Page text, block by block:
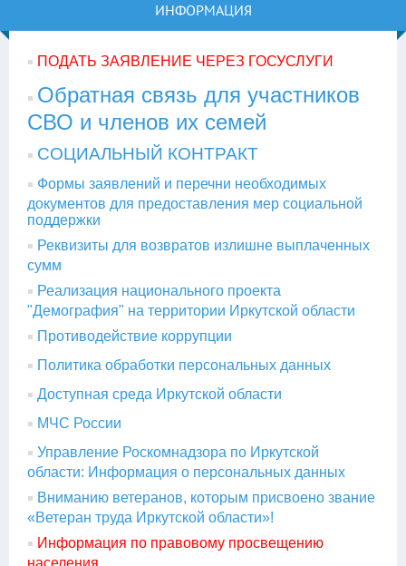
ИНФОРМАЦИЯ
ПОДАТЬ ЗАЯВЛЕНИЕ ЧЕРЕЗ ГОСУСЛУГИ
Обратная связь для участников
СВО и членов их семей
СОЦИАЛЬНЫЙ КОНТРАКТ
Формы заявлений и перечни необходимых
документов для предоставления мер социальной
поддержки
Реквизиты для возвратов излишне выплаченных
сумм
Реализация национального проекта
"Демография" на территории Иркутской области
Противодействие коррупции
Политика обработки персональных данных
Доступная среда Иркутской области
МЧС России
Управление Роскомнадзора по Иркутской
области: Информация о персональных данных
Вниманию ветеранов, которым присвоено звание
«Ветеран труда Иркутской области»!
Информация по правовому просвещению
населения